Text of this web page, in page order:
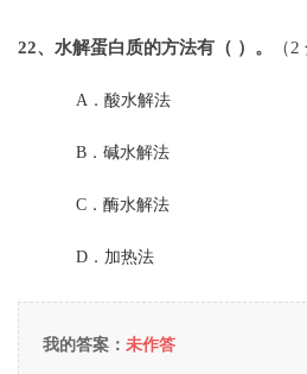
22、水解蛋白质的方法有（ ）。 （2
A． 酸水解法
B． 碱水解法
C． 酶水解法
D． 加热法
我的答案： 未作答